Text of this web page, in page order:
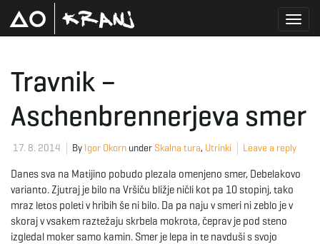
Travnik –
Aschenbrennerjeva smer
17. 8. 2014 By Igor Okorn under Skalna tura, Utrinki Leave a reply
Danes sva na Matijino pobudo plezala omenjeno smer, Debelakovo
varianto. Zjutraj je bilo na Vršiču bližje ničli kot pa 10 stopinj, tako
mraz letos poleti v hribih še ni bilo. Da pa naju v smeri ni zeblo je v
skoraj v vsakem raztežaju skrbela mokrota, čeprav je pod steno
izgledal moker samo kamin. Smer je lepa in te navduši s svojo